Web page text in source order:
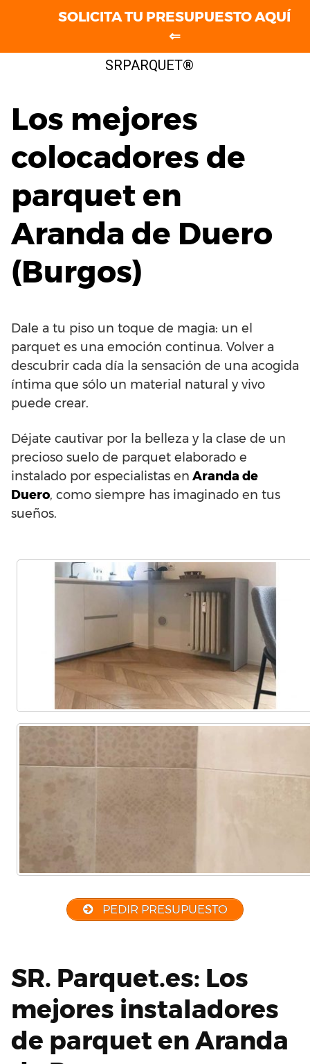
SRPARQUET®
Los mejores
colocadores de
parquet en
Aranda de Duero
(Burgos)
Dale a tu piso un toque de magia: un el
parquet es una emoción continua. Volver a
descubrir cada día la sensación de una acogida
íntima que sólo un material natural y vivo
puede crear.
Déjate cautivar por la belleza y la clase de un
precioso suelo de parquet elaborado e
instalado por especialistas en Aranda de
Duero, como siempre has imaginado en tus
sueños.
PEDIR PRESUPUESTO
SR. Parquet.es: Los
mejores instaladores
de parquet en Aranda
SOLICITA TU PRESUPUESTO AQUÍ
⇐